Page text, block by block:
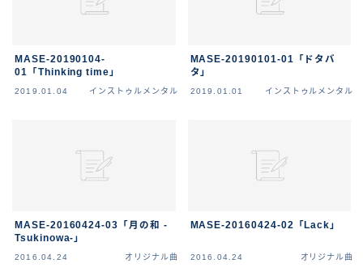
MASE-20190104-
01「Thinking time」
2019.01.04 インストゥルメンタル
MASE-20190101-01「ドタバ
タ」
2019.01.01 インストゥルメンタル
MASE-20160424-03「月の和 -
Tsukinowa-」
2016.04.24 オリジナル曲
MASE-20160424-02「Lack」
2016.04.24 オリジナル曲